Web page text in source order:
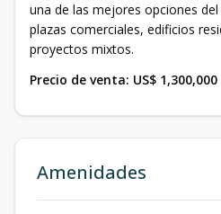
una de las mejores opciones
plazas comerciales, edificios
proyectos mixtos.
Precio de venta: US$ 1,300,000
Amenidades